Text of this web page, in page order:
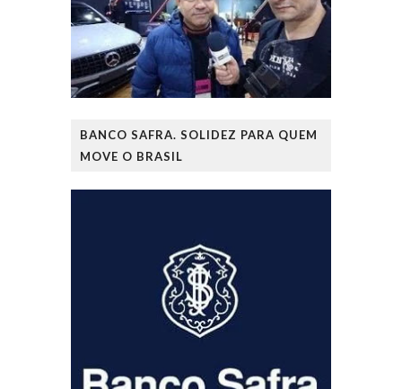
BANCO SAFRA. SOLIDEZ PARA QUEM
MOVE O BRASIL